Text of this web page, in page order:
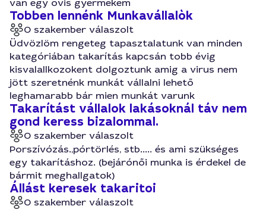
van egy ovis gyermekem
Tobben lennénk Munkavállalòk
0 szakember válaszolt
Üdvözlöm rengeteg tapasztalatunk van minden
kategóriában takarítás kapcsán tobb évig
kisvalallkozokent dolgoztunk amig a virus nem
jött szeretnénk munkát vállalni lehető
leghamarabb bár mien munkát varunk
Takarítást vállalok lakásoknál táv nem
gond keress bizalommal.
0 szakember válaszolt
Porszívózás.,pórtörlés, stb..... és ami szükséges
egy takarításhoz. (bejárónői munka is érdekel de
bármit meghallgatok)
Állást keresek takaritoi
0 szakember válaszolt